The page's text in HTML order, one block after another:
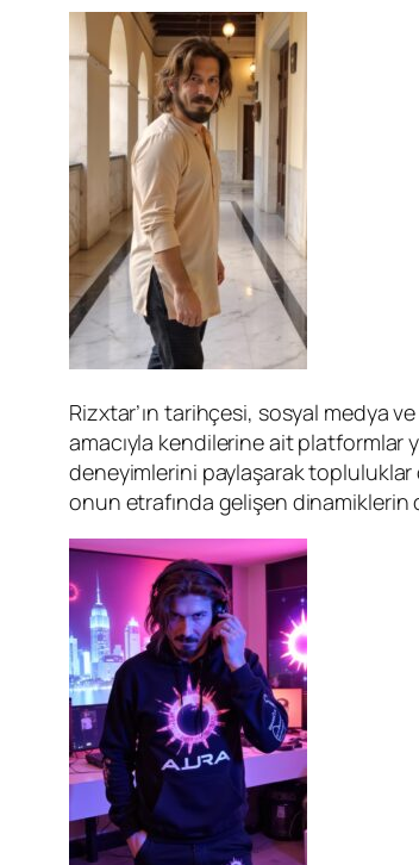
Rizxtar’ın tarihçesi, sosyal medya
amacıyla kendilerine ait platformlar
deneyimlerini paylaşarak
onun etrafında gelişen dinamiklerin